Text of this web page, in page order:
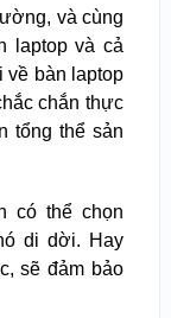
và cùng
laptop và cả
về bàn laptop
chắn thực
tổng thể sản
có thể chọn
di dời. Hay
sẽ đảm bảo